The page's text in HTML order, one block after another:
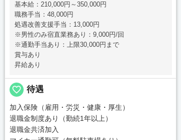
基本給：210,000円～350,000円
職務手当：48,000円
処遇改善支援手当：13,000円
※男性のみ宿直業務あり：9,000円/回
※通勤手当あり：上限30,000円まで
賞与あり
昇給あり
favorite_border 待遇
加入保険（雇用・労災・健康・厚生）
退職金制度あり（勤続1年以上）
退職金共済加入